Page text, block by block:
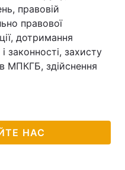
правовій
правової
дотримання
законності, захисту
МПКГБ, здійснення
НАС